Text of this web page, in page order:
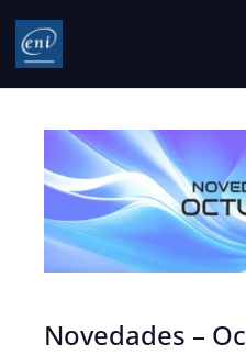
Novedades –